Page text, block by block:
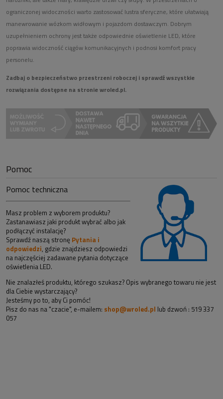
ograniczonej widoczności warto zastosować lustra sferyczne, które ułatwiają
manewrowanie wózkom widłowym i pojazdom dostawczym. Dobrym
uzupełnieniem ochrony jest także odpowiednie oświetlenie LED, które
poprawia widoczność ciągów komunikacyjnych i podnosi komfort pracy
personelu.
Zadbaj o bezpieczeństwo przestrzeni roboczej i sprawdź wszystkie
rozwiązania dostępne na stroniewroled.pl.
Pomoc
Pomoc techniczna
Masz problem z wyborem produktu?
Zastanawiasz jaki produkt wybrać albo jak
podłączyć instalację?
Sprawdź naszą stronę Pytania i
odpowiedzi, gdzie znajdziesz odpowiedzi
na najczęściej zadawane pytania dotyczące
oświetlenia LED.
Nie znalazłeś produktu, którego szukasz? Opis wybranego towaru nie jest
dla Ciebie wystarczający?
Jesteśmy po to, aby Ci pomóc!
Pisz do nas na "czacie", e-mailem: shop@wroled.pl lub dzwoń : 519 337
057